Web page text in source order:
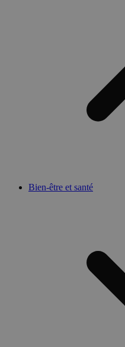
Bien-être et santé